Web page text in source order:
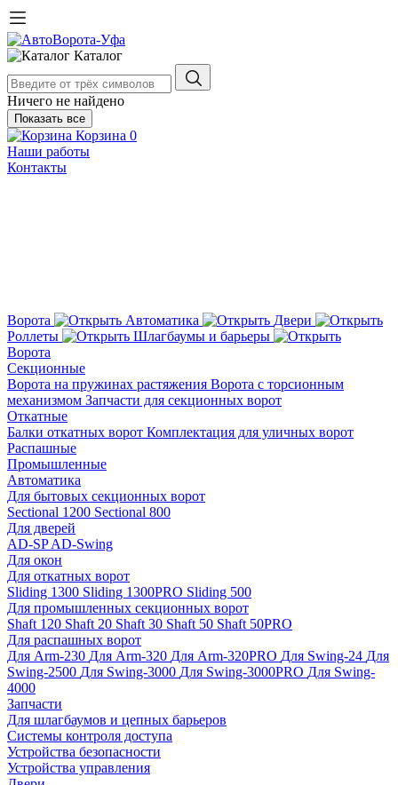
Каталог
Ничего не найдено
Показать все
Корзина 0
Наши работы
Контакты
Ворота Автоматика
Двери
Роллеты
Шлагбаумы и барьеры
Ворота
Секционные
Ворота на пружинах растяжения Ворота с торсионным
механизмом Запчасти для секционных ворот
Откатные
Балки откатных ворот Комплектация для уличных ворот
Распашные
Промышленные
Автоматика
Для бытовых секционных ворот
Sectional 1200 Sectional 800
Для дверей
AD-SPAD-Swing
Для окон
Для откатных ворот
Sliding 1300 Sliding 1300PRO Sliding 500
Для промышленных секционных ворот
Shaft 120 Shaft 20 Shaft 30 Shaft 50 Shaft 50PRO
Для распашных ворот
Для Arm-230 Для Arm-320 Для Arm-320PRO Для Swing-24 Для
Swing-2500 Для Swing-3000 Для Swing-3000PRO Для Swing-
4000
Запчасти
Для шлагбаумов и цепных барьеров
Системы контроля доступа
Устройства безопасности
Устройства управления